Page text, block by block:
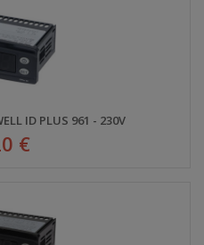
ID PLUS 961 - 230V
€